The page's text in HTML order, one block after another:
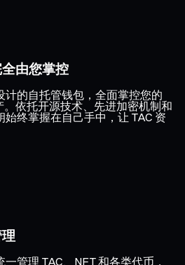
由您掌控
计的自托管钱包，全面掌控您的
。依托开源技术、先进加密机制和
终掌握在自己手中，让 TAC 资
管理 TAC、NFT 和各类代币，